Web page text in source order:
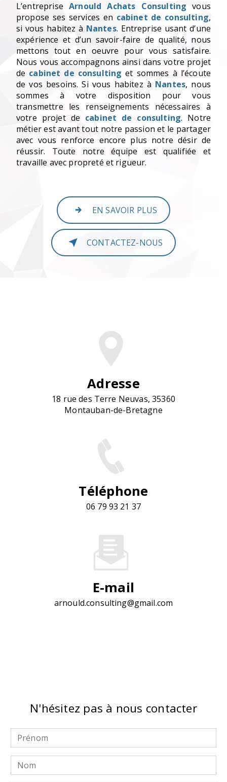
L’entrepriseArnould Achats Consulting vous
propose ses services en cabinet de consulting,
si vous habitez à Nantes. Entreprise usant d’une
expérience et d’un savoir-faire de qualité, nous
mettons tout en oeuvre pour vous satisfaire.
Nous vous accompagnons ainsi dans votre projet
de cabinet de consulting et sommes à l’écoute
de vos besoins. Si vous habitez à Nantes, nous
sommes à votre disposition pour vous
transmettre les renseignements nécessaires à
votre projet de cabinet de consulting. Notre
métier est avant tout notre passion et le partager
avec vous renforce encore plus notre désir de
réussir. Toute notre équipe est qualifiée et
travaille avec propreté et rigueur.
EN SAVOIR PLUS
CONTACTEZ-NOUS
Adresse
18 rue des Terre Neuvas, 35360
Montauban-de-Bretagne
Téléphone
06 79 93 21 37
E-mail
arnould.consulting@gmail.com
N'hésitez pas à nous contacter